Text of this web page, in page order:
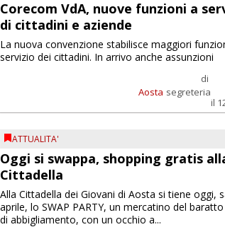
Corecom VdA, nuove funzioni a
di cittadini e aziende
Aosta
di
segreteria
il
La nuova convenzione stabilisce maggiori
servizio dei cittadini. In arrivo anche assunzioni
ATTUALITA'
Oggi si swappa, shopping gratis
Cittadella
Alla Cittadella dei Giovani di Aosta si tiene oggi,
aprile, lo SWAP PARTY, un mercatino del
di abbigliamento, con un occhio a...